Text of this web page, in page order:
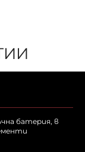
батерия, в